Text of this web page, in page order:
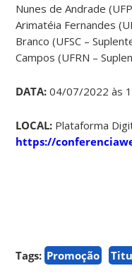
Nunes de Andrade
Arimatéia Fernandes
Branco (UFSC –
Campos (UFRN –
DATA: 04/07/2022 às
LOCAL: Plataforma
https://
Tags: Promoção